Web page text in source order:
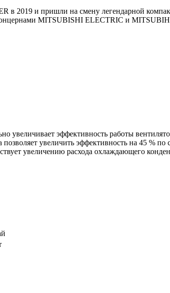
в 2019 и пришли на смену легендарной
MITSUBISHI ELECTRIC и
увеличивает эффективность работы
позволяет увеличить эффективность на 45 %
увеличению расхода охлаждающего